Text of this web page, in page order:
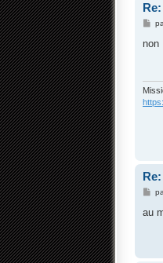
M
s
non
M
s
au